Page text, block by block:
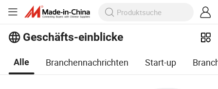
Geschäfts-einblicke
Alle Branchennachrichten Start-up